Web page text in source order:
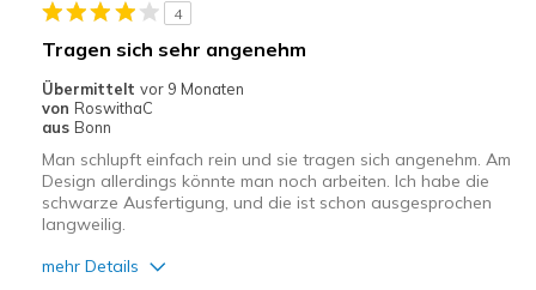
4
Tragen sich sehr angenehm
Übermittelt vor 9 Monaten
von RoswithaC
aus Bonn
Man schlupft einfach rein und sie tragen sich angenehm. Am
Design allerdings könnte man noch arbeiten. Ich habe die
schwarze Ausfertigung, und die ist schon ausgesprochen
langweilig.
mehr Details